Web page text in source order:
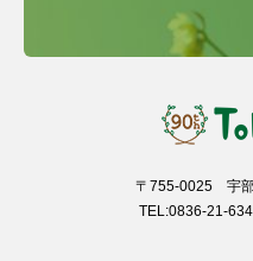
〒755-0025 宇
TEL:0836-21-